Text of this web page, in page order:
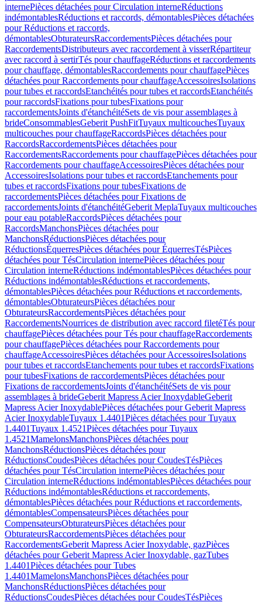
internePièces détachées pour Circulation interneRéductions
indémontablesRéductions et raccords, démontablesPièces détachées
pour Réductions et raccords,
démontablesObturateursRaccordementsPièces détachées pour
RaccordementsDistributeurs avec raccordement à visserRépartiteur
avec raccord à sertirTés pour chauffageRéductions et raccordements
pour chauffage, démontablesRaccordements pour chauffagePièces
détachées pour Raccordements pour chauffageAccessoiresIsolations
pour tubes et raccordsEtanchéités pour tubes et raccordsEtanchéités
pour raccordsFixations pour tubesFixations pour
raccordementsJoints d'étanchéitéSets de vis pour assemblages à
brideConsommablesGeberit PushFitTuyaux multicouchesTuyaux
multicouches pour chauffageRaccordsPièces détachées pour
RaccordsRaccordementsPièces détachées pour
RaccordementsRaccordements pour chauffagePièces détachées pour
Raccordements pour chauffageAccessoiresPièces détachées pour
AccessoiresIsolations pour tubes et raccordsEtanchements pour
tubes et raccordsFixations pour tubesFixations de
raccordementsPièces détachées pour Fixations de
raccordementsJoints d'étanchéitéGeberit MeplaTuyaux multicouches
pour eau potableRaccordsPièces détachées pour
RaccordsManchonsPièces détachées pour
ManchonsRéductionsPièces détachées pour
RéductionsÉquerresPièces détachées pour ÉquerresTésPièces
détachées pour TésCirculation internePièces détachées pour
Circulation interneRéductions indémontablesPièces détachées pour
Réductions indémontablesRéductions et raccordements,
démontablesPièces détachées pour Réductions et raccordements,
démontablesObturateursPièces détachées pour
ObturateursRaccordementsPièces détachées pour
RaccordementsNourrices de distribution avec raccord filetéTés pour
chauffagePièces détachées pour Tés pour chauffageRaccordements
pour chauffagePièces détachées pour Raccordements pour
chauffageAccessoiresPièces détachées pour AccessoiresIsolations
pour tubes et raccordsEtanchements pour tubes et raccordsFixations
pour tubesFixations de raccordementsPièces détachées pour
Fixations de raccordementsJoints d'étanchéitéSets de vis pour
assemblages à brideGeberit Mapress Acier InoxydableGeberit
Mapress Acier InoxydablePièces détachées pour Geberit Mapress
Acier InoxydableTuyaux 1.4401Pièces détachées pour Tuyaux
1.4401Tuyaux 1.4521Pièces détachées pour Tuyaux
1.4521MamelonsManchonsPièces détachées pour
ManchonsRéductionsPièces détachées pour
RéductionsCoudesPièces détachées pour CoudesTésPièces
détachées pour TésCirculation internePièces détachées pour
Circulation interneRéductions indémontablesPièces détachées pour
Réductions indémontablesRéductions et raccordements,
démontablesPièces détachées pour Réductions et raccordements,
démontablesCompensateursPièces détachées pour
CompensateursObturateursPièces détachées pour
ObturateursRaccordementsPièces détachées pour
RaccordementsGeberit Mapress Acier Inoxydable, gazPièces
détachées pour Geberit Mapress Acier Inoxydable, gazTubes
1.4401Pièces détachées pour Tubes
1.4401MamelonsManchonsPièces détachées pour
ManchonsRéductionsPièces détachées pour
RéductionsCoudesPièces détachées pour CoudesTésPièces